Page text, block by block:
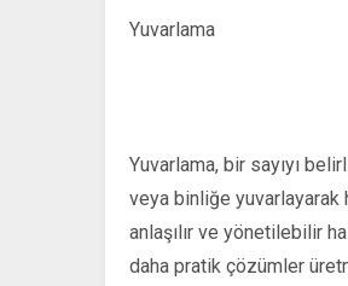
Yuvarlama
Yuvarlama, bir sayıyı
veya binliğe yuvarlayarak
anlaşılır ve yönetilebilir
daha pratik çözümler